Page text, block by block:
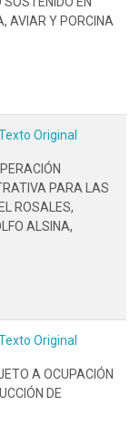
AVIAR Y PORCINA
Original
PARA LAS
ROSALES,
ALSINA,
Original
A OCUPACIÓN
DE